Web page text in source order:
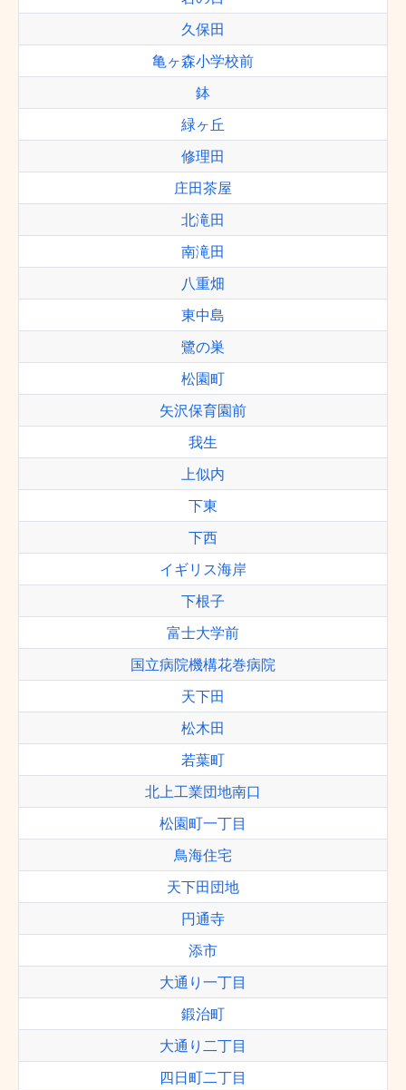
久保田
亀ヶ森小学校前
鉢
緑ヶ丘
修理田
庄田茶屋
北滝田
南滝田
八重畑
東中島
鷺の巣
松園町
矢沢保育園前
我生
上似内
下東
下西
イギリス海岸
下根子
富士大学前
国立病院機構花巻病院
天下田
松木田
若葉町
北上工業団地南口
松園町一丁目
鳥海住宅
天下田団地
円通寺
添市
大通り一丁目
鍛治町
大通り二丁目
四日町二丁目